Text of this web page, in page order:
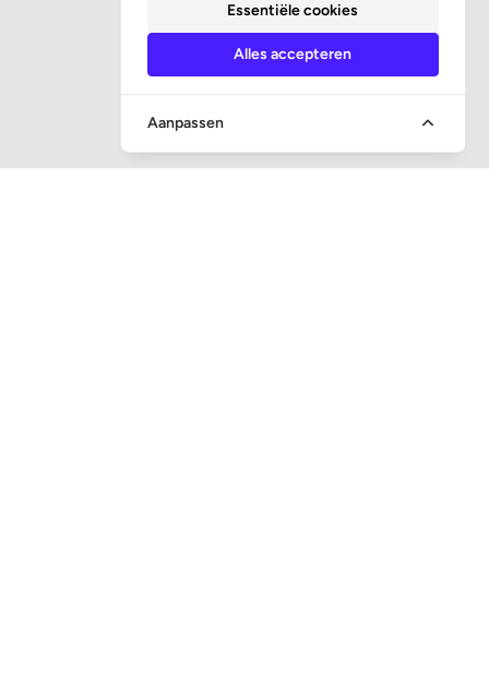
Essentiële cookies
Alles accepteren
Aanpassen